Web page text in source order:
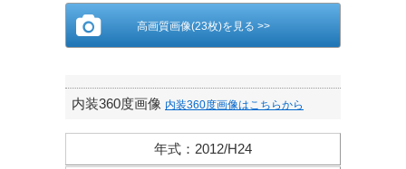
高画質画像(23枚)を見る >>
内装360度画像 内装360度画像はこちらから
年式 ： 2012/H24